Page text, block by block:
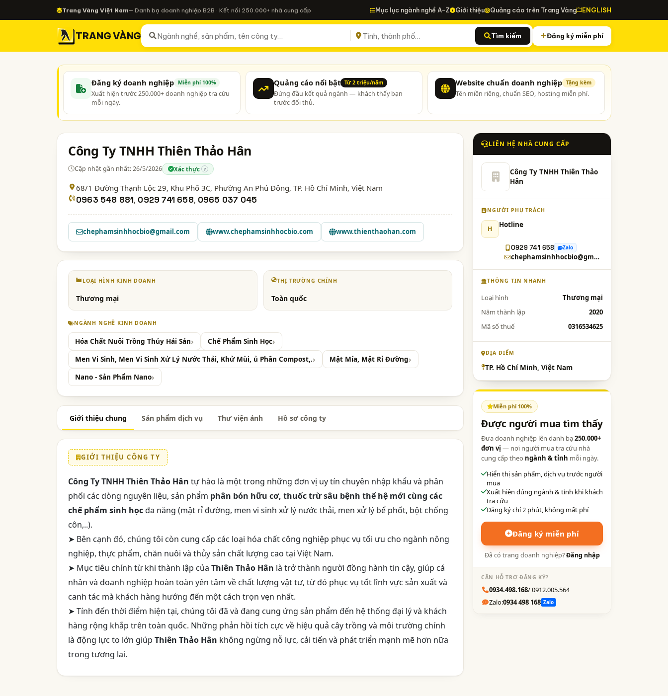
Trang Vàng Việt Nam— Danh bạ doanh nghiệp B2B · Kết nối 250.000+ nhà cung cấp Mục lục ngành nghề A-Z Giới thiệu Quảng cáo trên Trang Vàng ENGLISH
TRANG VÀNG Tìm kiếm Đăng ký miễn phí
Đăng ký doanh nghiệp Miễn phí 100%
Xuất hiện trước 250.000+ doanh nghiệp tra cứu
mỗi ngày.
Quảng cáo nổi bật Từ 2 triệu/năm
Đứng đầu kết quả ngành — khách thấy bạn
trước đối thủ.
Website chuẩn doanh nghiệp Tặng kèm
Tên miền riêng, chuẩn SEO, hosting miễn phí.
Công Ty TNHH Thiên Thảo Hân
Cập nhật gần nhất: 26/5/2026 Xác thực ?
68/1 Đường Thạnh Lộc 29, Khu Phố 3C, Phường An Phú Đông, TP. Hồ Chí Minh, Việt Nam
0963 548 881, 0929 741 658, 0965 037 045
chephamsinhhocbio@gmail.com www.chephamsinhhocbio.com www.thienthaohan.com
LOẠI HÌNH KINH DOANH
Thương mại
THỊ TRƯỜNG CHÍNH
Toàn quốc
NGÀNH NGHỀ KINH DOANH
Hóa Chất Nuôi Trồng Thủy Hải Sản
Chế Phẩm Sinh Học
Men Vi Sinh, Men Vi Sinh Xử Lý Nước Thải, Khử Mùi, ủ Phân Compost,.
Mật Mía, Mật Rỉ Đường
Nano - Sản Phẩm Nano
Giới thiệu chung Sản phẩm dịch vụ Thư viện ảnh Hồ sơ công ty
GIỚI THIỆU CÔNG TY
Công Ty TNHH Thiên Thảo Hân tự hào là một trong những đơn vị uy tín chuyên nhập khẩu và phân
phối các dòng nguyên liệu, sản phẩm phân bón hữu cơ, thuốc trừ sâu bệnh thế hệ mới cùng các
chế phẩm sinh họcđa năng (mật rỉ đường, men vi sinh xử lý nước thải, men xử lý bể phốt, bột chống
côn,..).
➤ Bên cạnh đó, chúng tôi còn cung cấp các loại hóa chất công nghiệp phục vụ tối ưu cho ngành nông
nghiệp, thực phẩm, chăn nuôi và thủy sản chất lượng cao tại Việt Nam.
➤ Mục tiêu chính từ khi thành lập của Thiên Thảo Hân là trở thành người đồng hành tin cậy, giúp cá
nhân và doanh nghiệp hoàn toàn yên tâm về chất lượng vật tư, từ đó phục vụ tốt lĩnh vực sản xuất và
canh tác mà khách hàng hướng đến một cách trọn vẹn nhất.
➤ Tính đến thời điểm hiện tại, chúng tôi đã và đang cung ứng sản phẩm đến hệ thống đại lý và khách
hàng rộng khắp trên toàn quốc. Những phản hồi tích cực về hiệu quả cây trồng và môi trường chính
là động lực to lớn giúp Thiên Thảo Hân không ngừng nỗ lực, cải tiến và phát triển mạnh mẽ hơn nữa
trong tương lai.
LIÊN HỆ NHÀ CUNG CẤP
Công Ty TNHH Thiên Thảo
Hân
NGƯỜI PHỤ TRÁCH
H Hotline
0929 741 658 Zalo
chephamsinhhocbio@gmail.com
THÔNG TIN NHANH
Loại hình
Thương mại
Năm thành lập
2020
Mã số thuế
0316534625
ĐỊA ĐIỂM
TP. Hồ Chí Minh, Việt Nam
Miễn phí 100%
Được người mua tìm thấy
Đưa doanh nghiệp lên danh bạ250.000+
đơn vị — nơi người mua tra cứu nhà
cung cấp theo ngành & tỉnh mỗi ngày.
Hiển thị sản phẩm, dịch vụ trước người
mua
Xuất hiện đúng ngành & tỉnh khi khách
tra cứu
Đăng ký chỉ 2 phút, không mất phí
Đăng ký miễn phí
Đã có trang doanh nghiệp?Đăng nhập
CẦN HỖ TRỢ ĐĂNG KÝ?
0934.498.168/ 0912.005.564
Zalo:0934 498 168 Zalo